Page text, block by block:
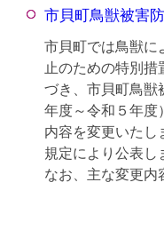
市貝町鳥獣被害
市貝町では鳥獣に
止のための特別
づき、市貝町鳥獣
年度～令和５年度
内容を変更いた
規定により公表し
なお、主な変更内